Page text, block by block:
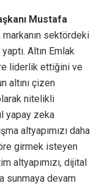
Mustafa
markanın sektördeki
Altın Emlak
liderlik ettiğini ve
altını çizen
nitelikli
yapay zeka
altyapımızı daha
girmek isteyen
altyapımızı, dijital
sunmaya devam